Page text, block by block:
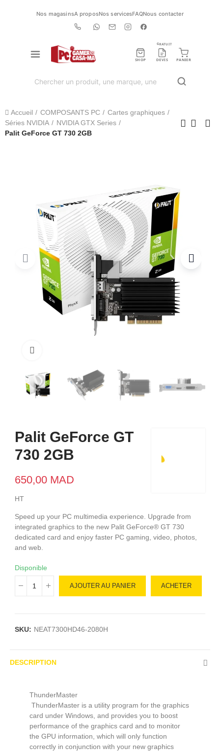
Nos magasinsA proposNos servicesFAQNous contacter
SHOP DEVIS
GRATUIT
PANIER
Accueil COMPOSANTS PC
Cartes graphiques
Séries NVIDIA
NVIDIA GTX Series
Palit GeForce GT 730 2GB
Palit GeForce GT
730 2GB
650,00 MAD
HT
Speed up your PC multimedia experience. Upgrade from
integrated graphics to the new Palit GeForce® GT 730
dedicated card and enjoy faster PC gaming, video, photos,
and web.
Disponible
AJOUTER AU PANIER ACHETER
SKU: NEAT7300HD46-2080H
DESCRIPTION
ThunderMaster
ThunderMaster is a utility program for the graphics
card under Windows, and provides you to boost
performance of the graphics card and to monitor
the GPU information, which will only function
correctly in conjunction with your new graphics